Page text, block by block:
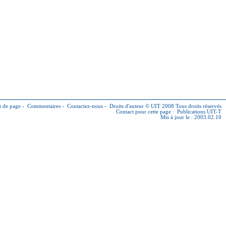
de page - Commentaires - Contactez-nous - Droits d'auteur © UIT 2008 Tous droits réservés
Contact pour cette page : Publications UIT-T
Mis à jour le : 2003.02.10